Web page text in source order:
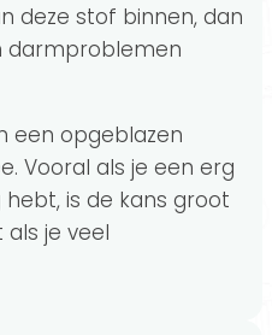
deze stof binnen, dan
darmproblemen
een opgeblazen
Vooral als je een erg
is de kans groot
je veel